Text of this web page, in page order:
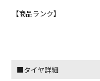
【商品ランク】
■タイヤ詳細